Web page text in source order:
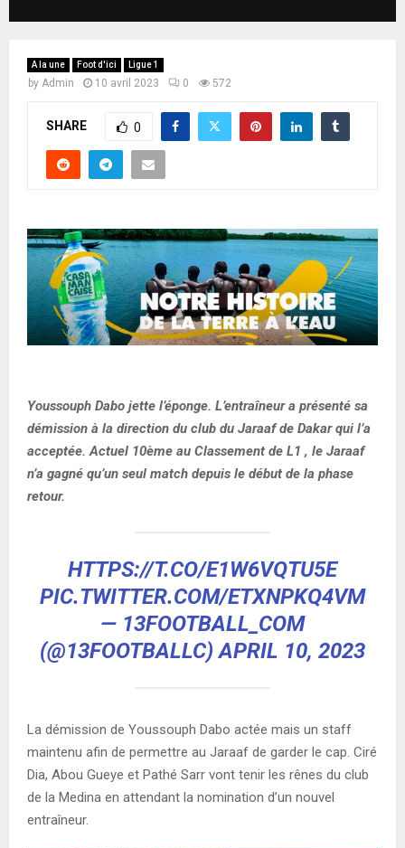
A la une Foot d'ici Ligue 1
by Admin 10 avril 2023 0 572
SHARE 0
Youssouph Dabo jette l’éponge. L’entraîneur a présenté sa
démission à la direction du club du Jaraaf de Dakar qui l’a
acceptée. Actuel 10ème au Classement de L1 , le Jaraaf
n’a gagné qu’un seul match depuis le début de la phase
retour.
HTTPS://T.CO/E1W6VQTU5E
PIC.TWITTER.COM/ETXNPKQ4VM
— 13FOOTBALL_COM
(@13FOOTBALLC)APRIL 10, 2023
La démission de Youssouph Dabo actée mais un staff
maintenu afin de permettre au Jaraaf de garder le cap. Ciré
Dia, Abou Gueye et Pathé Sarr vont tenir les rênes du club
de la Medina en attendant la nomination d’un nouvel
entraîneur.